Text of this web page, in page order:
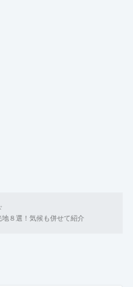
８選！気候も併せて紹介